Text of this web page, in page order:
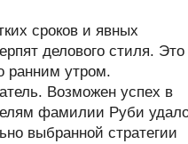
сроков и явных
делового стиля. Это
ранним утром.
Возможен успех в
фамилии Руби
выбранной стратегии